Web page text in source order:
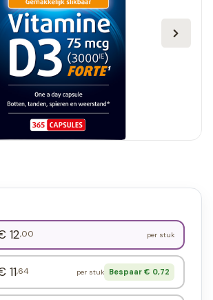
12,00 per stuk
11,64 per stuk Bespaar € 0,72